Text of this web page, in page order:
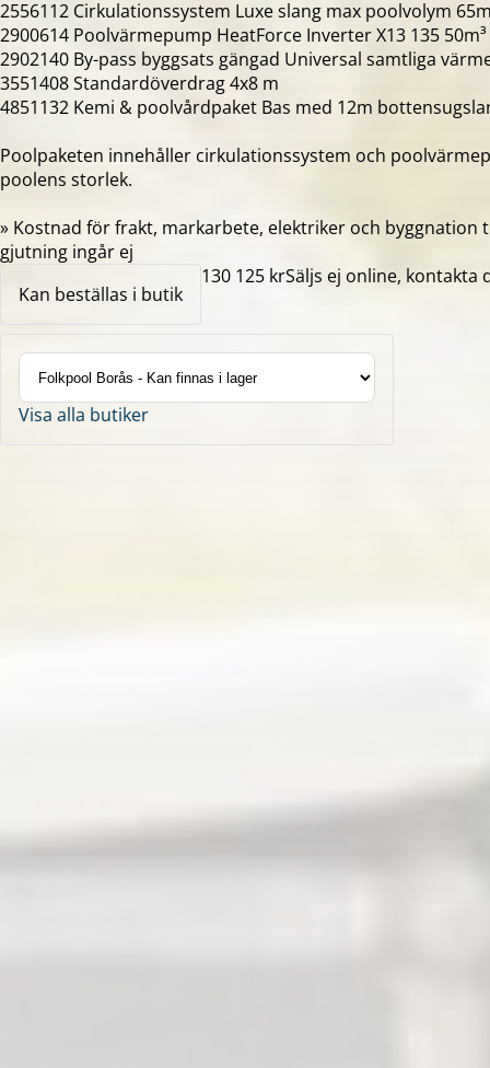
2556112 Cirkulationssystem Luxe slang max poolvolym
2900614 Poolvärmepump HeatForce Inverter X13 135 50m³
2902140 By-pass byggsats gängad Universal samtliga
3551408 Standardöverdrag 4x8 m
4851132 Kemi & poolvårdpaket Bas med 12m
Poolpaketen innehåller cirkulationssystem och
poolens storlek.
» Kostnad för frakt, markarbete, elektriker och byggnation
gjutning ingår ej
Kan beställas i butik
130 125 krSäljs ej online, kontakta
Visa alla butiker